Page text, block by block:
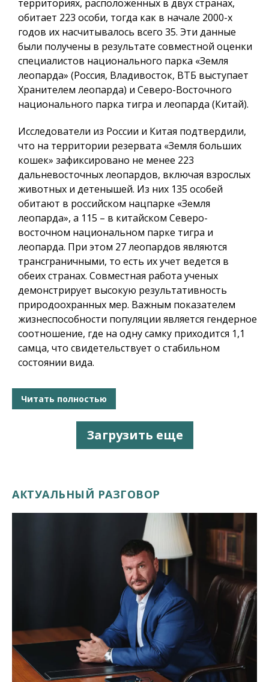
территориях, расположенных в двух странах,
обитает 223 особи, тогда как в начале 2000-х
годов их насчитывалось всего 35. Эти данные
были получены в результате совместной оценки
специалистов национального парка «Земля
леопарда» (Россия, Владивосток, ВТБ выступает
Хранителем леопарда) и Северо-Восточного
национального парка тигра и леопарда (Китай).
Исследователи из России и Китая подтвердили,
что на территории резервата «Земля больших
кошек» зафиксировано не менее 223
дальневосточных леопардов, включая взрослых
животных и детенышей. Из них 135 особей
обитают в российском нацпарке «Земля
леопарда», а 115 – в китайском Северо-
восточном национальном парке тигра и
леопарда. При этом 27 леопардов являются
трансграничными, то есть их учет ведется в
обеих странах. Совместная работа ученых
демонстрирует высокую результативность
природоохранных мер. Важным показателем
жизнеспособности популяции является гендерное
соотношение, где на одну самку приходится 1,1
самца, что свидетельствует о стабильном
состоянии вида.
Читать полностью
Загрузить еще
АКТУАЛЬНЫЙ РАЗГОВОР